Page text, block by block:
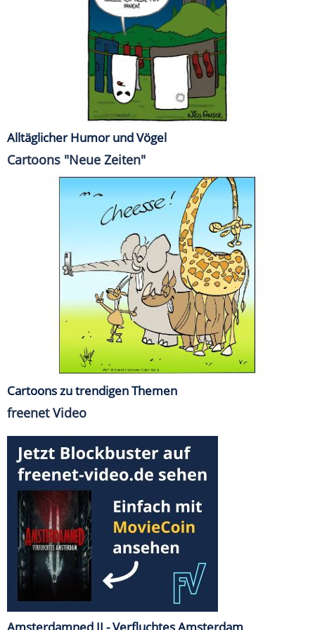
Alltäglicher Humor und Vögel
Cartoons "Neue Zeiten"
Cartoons zu trendigen Themen
freenet Video
Amsterdamned II - Verfluchtes Amsterdam